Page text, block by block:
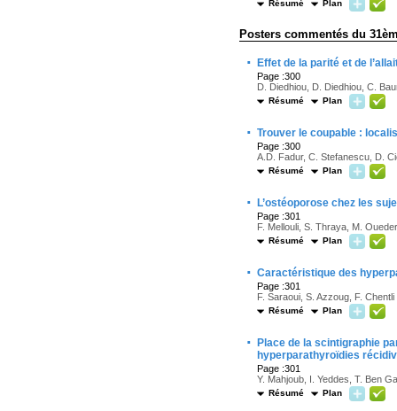
Résumé Plan
Posters commentés du
· Effet de la parité et de
Page :300
D. Diedhiou, D. Diedhiou, C.
Résumé Plan
· Trouver le coupable :
Page :300
A.D. Fadur, C. Stefanescu, D.
Résumé Plan
· L’ostéoporose chez les
Page :301
F. Mellouli, S. Thraya, M.
Résumé Plan
· Caractéristique des
Page :301
F. Saraoui, S. Azzoug, F. Chentli
Résumé Plan
·
Place de la scintigraphie
hyperparathyroïdies
Page :301
Y. Mahjoub, I. Yeddes, T. Ben
Résumé Plan